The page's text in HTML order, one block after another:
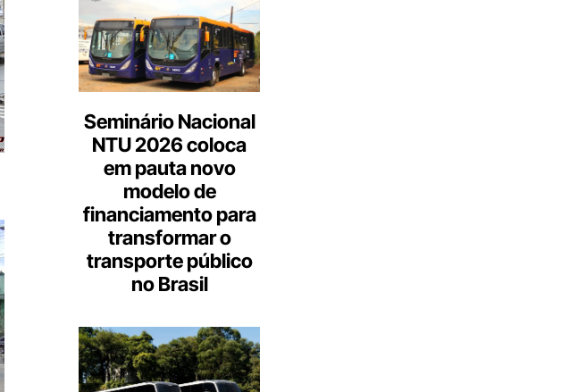
Seminário Nacional
NTU 2026 coloca
em pauta novo
modelo de
financiamento para
transformar o
transporte público
no Brasil